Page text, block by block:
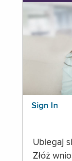
Sign In
Ubiegaj
Złóż